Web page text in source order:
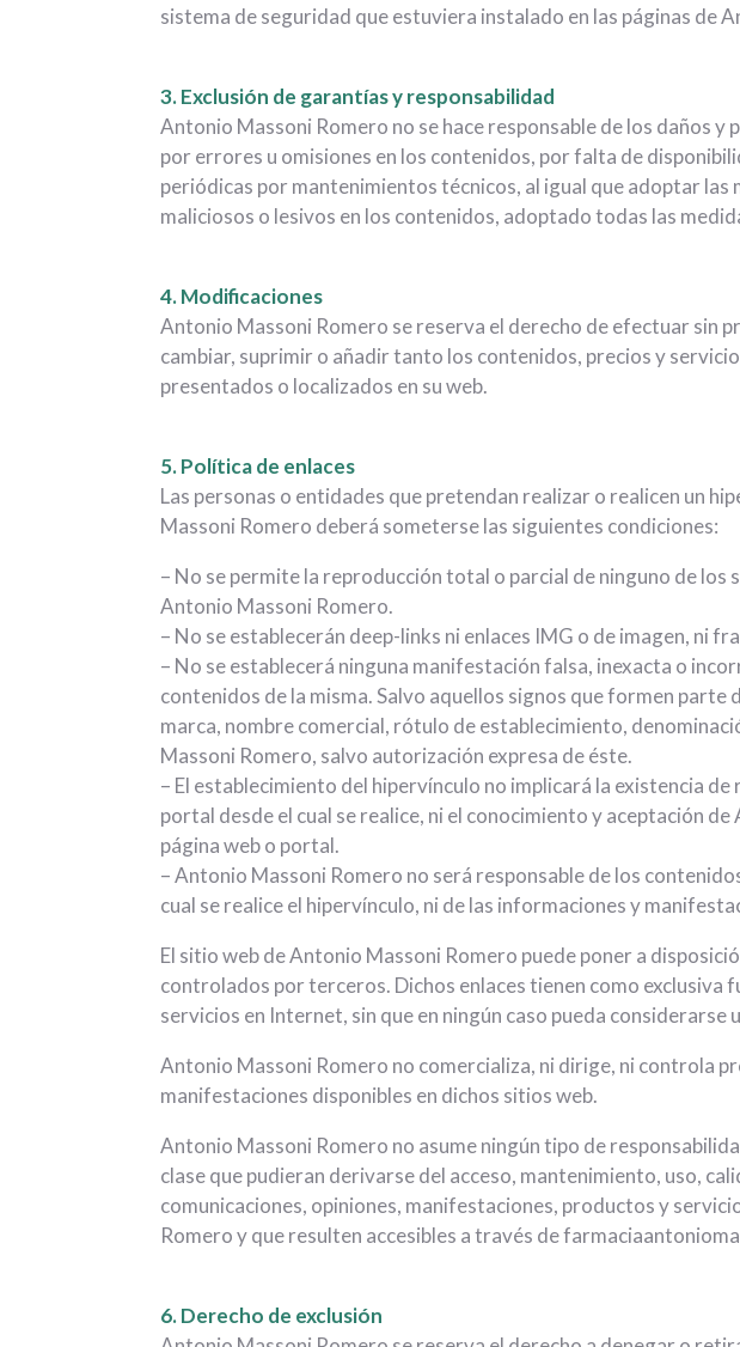
sistema de seguridad que estuviera instalado en las páginas de
3. Exclusión de garantías y responsabilidad
Antonio Massoni Romero no se hace responsable de los daños
por errores u omisiones en los contenidos, por falta de
periódicas por mantenimientos técnicos, al igual que adoptar
maliciosos o lesivos en los contenidos, adoptado todas las
4. Modificaciones
Antonio Massoni Romero se reserva el derecho de efectuar sin
cambiar, suprimir o añadir tanto los contenidos, precios y
presentados o localizados en su web.
5. Política de enlaces
Las personas o entidades que pretendan realizar o realicen un
Massoni Romero deberá someterse las siguientes condiciones:
– No se permite la reproducción total o parcial de ninguno de
Antonio Massoni Romero.
– No se establecerán deep-links ni enlaces IMG o de imagen, ni
– No se establecerá ninguna manifestación falsa, inexacta o
contenidos de la misma. Salvo aquellos signos que formen parte
marca, nombre comercial, rótulo de establecimiento,
Massoni Romero, salvo autorización expresa de éste.
– El establecimiento del hipervínculo no implicará la existencia
portal desde el cual se realice, ni el conocimiento y aceptación
página web o portal.
– Antonio Massoni Romero no será responsable de los
cual se realice el hipervínculo, ni de las informaciones y
El sitio web de Antonio Massoni Romero puede poner a
controlados por terceros. Dichos enlaces tienen como exclusiva
servicios en Internet, sin que en ningún caso pueda
Antonio Massoni Romero no comercializa, ni dirige, ni controla
manifestaciones disponibles en dichos sitios web.
Antonio Massoni Romero no asume ningún tipo de
clase que pudieran derivarse del acceso, mantenimiento, uso,
comunicaciones, opiniones, manifestaciones, productos y
Romero y que resulten accesibles a través de
6. Derecho de exclusión